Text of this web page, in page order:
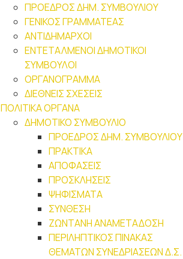
ΠΡΟΕΔΡΟΣ ΔΗΜ. ΣΥΜΒΟΥΛΙΟΥ
ΓΕΝΙΚΟΣ ΓΡΑΜΜΑΤΕΑΣ
ΑΝΤΙΔΗΜΑΡΧΟΙ
ΕΝΤΕΤΑΛΜΕΝΟΙ ΔΗΜΟΤΙΚΟΙ
ΣΥΜΒΟΥΛΟΙ
ΟΡΓΑΝΟΓΡΑΜΜΑ
ΔΙΕΘΝΕΙΣ ΣΧΕΣΕΙΣ
ΠΟΛΙΤΙΚΑ ΟΡΓΑΝΑ
ΔΗΜΟΤΙΚΟ ΣΥΜΒΟΥΛΙΟ
ΠΡΟΕΔΡΟΣ ΔΗΜ. ΣΥΜΒΟΥΛΙΟΥ
ΠΡΑΚΤΙΚΑ
ΑΠΟΦΑΣΕΙΣ
ΠΡΟΣΚΛΗΣΕΙΣ
ΨΗΦΙΣΜΑΤΑ
ΣΥΝΘΕΣΗ
ΖΩΝΤΑΝΗ ΑΝΑΜΕΤΑΔΟΣΗ
ΠΕΡΙΛΗΠΤΙΚΟΣ ΠΙΝΑΚΑΣ
ΘΕΜΑΤΩΝ ΣΥΝΕΔΡΙΑΣΕΩΝ Δ.Σ.